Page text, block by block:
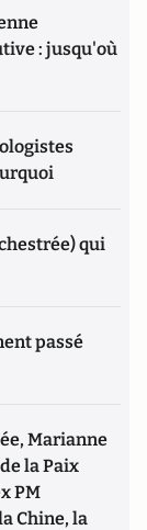
: jusqu'où
qui
passé
Marianne
la Paix
PM
Chine, la